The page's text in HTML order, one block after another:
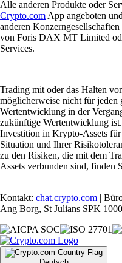
Alle anderen Produkte oder
Crypto.com App angeboten
anderen
von Foris DAX MT Limited
Services.
Trading mit oder das Halten
möglicherweise nicht für jeden
Wertentwicklung in der
zukünftige Wertentwicklung
Investition in Krypto-Assets
Situation und Ihrer
zu den Risiken, die mit dem
Assets verbunden sind, finden
Kontakt: chat.crypto.com |
Ang Borg, St Julians SPK